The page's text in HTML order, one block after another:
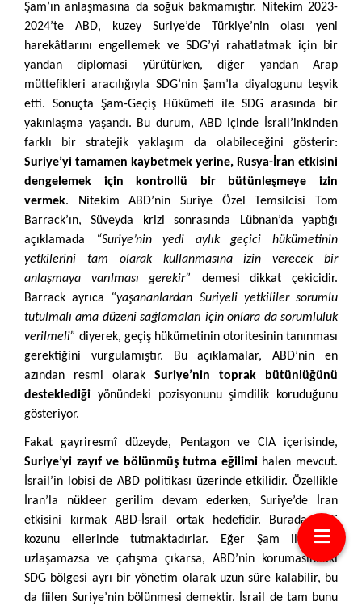
Şam’ın anlaşmasına da soğuk bakmamıştır. Nitekim 2023-
2024’te ABD, kuzey Suriye’de Türkiye’nin olası yeni
harekâtlarını engellemek ve SDG’yi rahatlatmak için bir
yandan diplomasi yürütürken, diğer yandan Arap
müttefikleri aracılığıyla SDG’nin Şam’la diyalogunu teşvik
etti. Sonuçta Şam-Geçiş Hükümeti ile SDG arasında bir
yakınlaşma yaşandı. Bu durum, ABD içinde İsrail’inkinden
farklı bir stratejik yaklaşım da olabileceğini gösterir:
Suriye’yi tamamen kaybetmek yerine, Rusya-İran etkisini
dengelemek için kontrollü bir bütünleşmeye izin
vermek. Nitekim ABD’nin Suriye Özel Temsilcisi Tom
Barrack’ın, Süveyda krizi sonrasında Lübnan’da yaptığı
açıklamada
“Suriye’nin yedi aylık geçici hükümetinin
yetkilerini tam olarak kullanmasına izin verecek bir
anlaşmaya varılması gerekir”
demesi dikkat çekicidir.
Barrack ayrıca “yaşananlardan Suriyeli yetkililer sorumlu
tutulmalı ama düzeni sağlamaları için onlara da sorumluluk
verilmeli” diyerek, geçiş hükümetinin otoritesinin tanınması
gerektiğini vurgulamıştır. Bu açıklamalar, ABD’nin en
azından resmi olarak Suriye’nin toprak bütünlüğünü
desteklediği yönündeki pozisyonunu şimdilik koruduğunu
gösteriyor.
Fakat gayriresmî düzeyde, Pentagon ve CIA içerisinde,
Suriye’yi zayıf ve bölünmüş tutma eğilimihalen mevcut.
İsrail’in lobisi de ABD politikası üzerinde etkilidir. Özellikle
İran’la nükleer gerilim devam ederken, Suriye’de İran
etkisini kırmak ABD-İsrail ortak hedefidir. Burada SDG
kozunu ellerinde tutmaktadırlar. Eğer Şam ile SDG
uzlaşamazsa ve çatışma çıkarsa, ABD’nin korumasındaki
SDG bölgesi ayrı bir yönetim olarak uzun süre kalabilir, bu
da fiilen Suriye’nin bölünmesi demektir. İsrail de tam bunu